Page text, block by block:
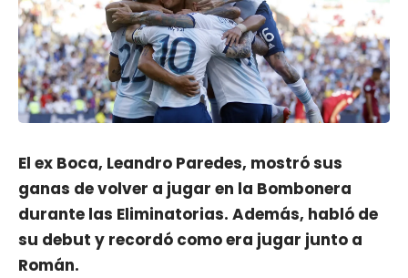
El ex Boca, Leandro Paredes, mostró sus
ganas de volver a jugar en la Bombonera
durante las Eliminatorias. Además, habló de
su debut y recordó como era jugar junto a
Román.